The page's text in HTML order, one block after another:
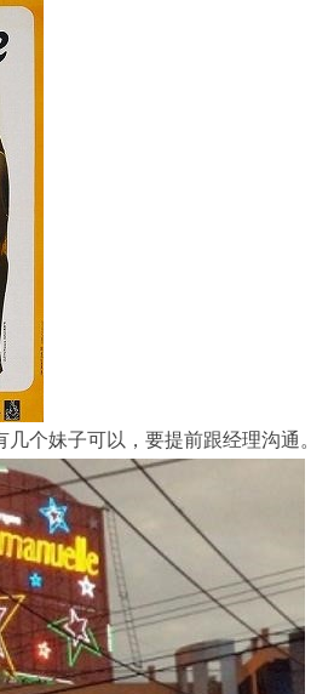
个妹子可以，要提前跟经理沟通。